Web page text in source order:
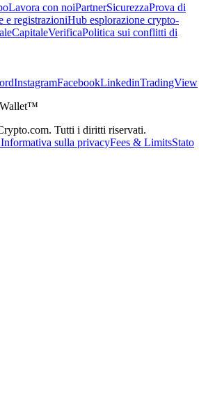
Lavora con noiPartnerSicurezzaProva di
e registrazioniHub esplorazione crypto-
CapitaleVerificaPolitica sui conflitti di
InstagramFacebookLinkedinTradingView
Tutti i diritti riservati.
Informativa sulla privacyFees & LimitsStato